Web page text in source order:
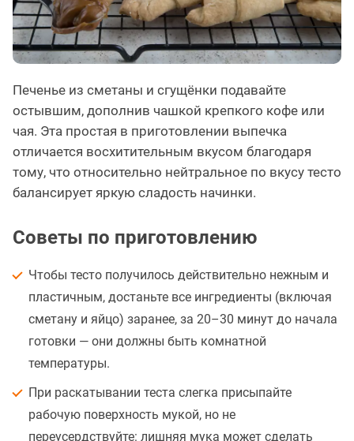
Печенье из сметаны и сгущёнки подавайте
остывшим, дополнив чашкой крепкого кофе или
чая. Эта простая в приготовлении выпечка
отличается восхитительным вкусом благодаря
тому, что относительно нейтральное по вкусу тесто
балансирует яркую сладость начинки.
Советы по приготовлению
Чтобы тесто получилось действительно нежным и
пластичным, достаньте все ингредиенты (включая
сметану и яйцо) заранее, за 20–30 минут до начала
готовки — они должны быть комнатной
температуры.
При раскатывании теста слегка присыпайте
рабочую поверхность мукой, но не
переусердствуйте: лишняя мука может сделать